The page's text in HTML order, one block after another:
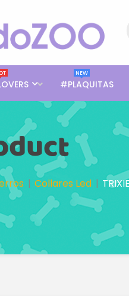
#PLAQUITAS
NEW
Collares Led